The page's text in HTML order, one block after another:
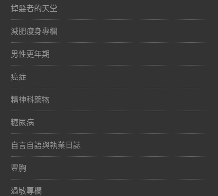
掉髮者的天堂
減肥瘦身專欄
男性更年期
癌症
精神科藥物
糖尿病
自言自語與執業日誌
豐胸
過敏專欄